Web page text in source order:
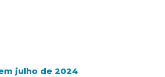
julho de 2024